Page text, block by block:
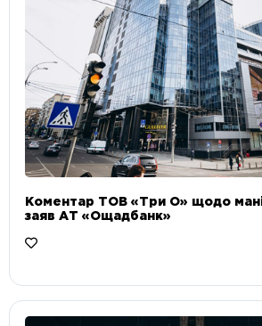
Коментар ТОВ «Три О» щодо
заяв АТ «Ощадбанк»